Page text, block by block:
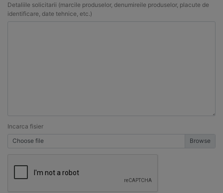
Detaliile solicitarii (marcile produselor, denumireile produselor, placute de
identificare, date tehnice, etc.)
Incarca fisier
Choose file